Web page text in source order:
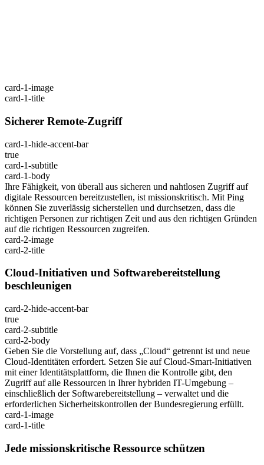
card-1-image
card-1-title
Sicherer Remote-Zugriff
card-1-hide-accent-bar
true
card-1-subtitle
card-1-body
Ihre Fähigkeit, von überall aus sicheren und nahtlosen Zugriff auf
digitale Ressourcen bereitzustellen, ist missionskritisch. Mit Ping
können Sie zuverlässig sicherstellen und durchsetzen, dass die
richtigen Personen zur richtigen Zeit und aus den richtigen Gründen
auf die richtigen Ressourcen zugreifen.
card-2-image
card-2-title
Cloud-Initiativen und Softwarebereitstellung
beschleunigen
card-2-hide-accent-bar
true
card-2-subtitle
card-2-body
Geben Sie die Vorstellung auf, dass „Cloud“ getrennt ist und neue
Cloud-Identitäten erfordert. Setzen Sie auf Cloud-Smart-Initiativen
mit einer Identitätsplattform, die Ihnen die Kontrolle gibt, den
Zugriff auf alle Ressourcen in Ihrer hybriden IT-Umgebung –
einschließlich der Softwarebereitstellung – verwaltet und die
erforderlichen Sicherheitskontrollen der Bundesregierung erfüllt.
card-1-image
card-1-title
Jede missionskritische Ressource schützen